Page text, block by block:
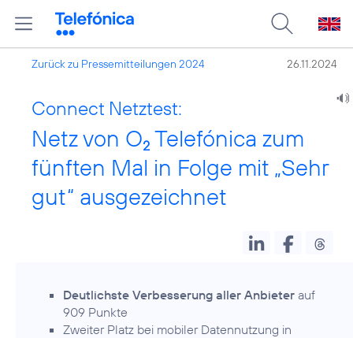
Zurück zu Pressemitteilungen 2024 26.11.2024
Connect Netztest:
Netz von O2 Telefónica zum
fünften Mal in Folge mit „Sehr
gut“ ausgezeichnet
Deutlichste Verbesserung aller Anbieter auf
909 Punkte
Zweiter Platz bei mobiler Datennutzung in